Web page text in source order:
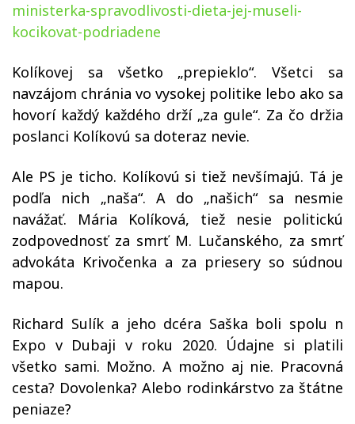
ministerka-spravodlivosti-dieta-jej-museli-
kocikovat-podriadene
Kolíkovej sa všetko „prepieklo“. Všetci sa
navzájom chránia vo vysokej politike lebo ako sa
hovorí každý každého drží „za gule“. Za čo držia
poslanci Kolíkovú sa doteraz nevie.
Ale PS je ticho. Kolíkovú si tiež nevšímajú. Tá je
podľa nich „naša“. A do „našich“ sa nesmie
navážať. Mária Kolíková, tiež nesie politickú
zodpovednosť za smrť M. Lučanského, za smrť
advokáta Krivočenka a za priesery so súdnou
mapou.
Richard Sulík a jeho dcéra Saška boli spolu n
Expo v Dubaji v roku 2020. Údajne si platili
všetko sami. Možno. A možno aj nie. Pracovná
cesta? Dovolenka? Alebo rodinkárstvo za štátne
peniaze?